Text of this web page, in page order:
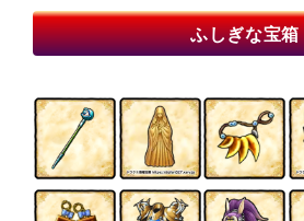
ふしぎな宝箱